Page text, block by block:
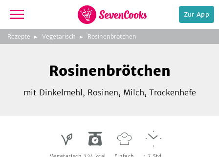
zur
Startseite
Zur App
Rezepte Vegetarisch Rosinenbrötchen
Bild
3
zeigen
Rosinenbrötchen
mit Dinkelmehl, Rosinen, Milch, Trockenhefe